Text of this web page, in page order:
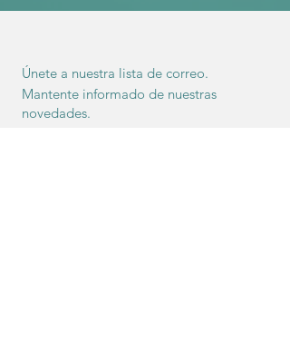
Únete a nuestra lista de correo.
Mantente informado de nuestras
novedades.